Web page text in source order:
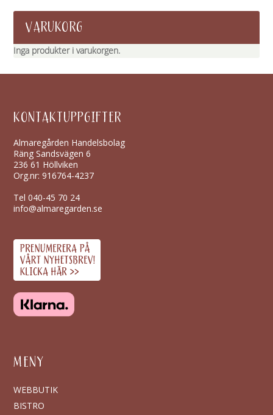
VARUKORG
Inga produkter i varukorgen.
KONTAKTUPPGIFTER
Almaregården Handelsbolag
Räng Sandsvägen 6
236 61 Höllviken
Org.nr: 916764-4237
Tel040-45 70 24
info@almaregarden.se
MENY
WEBBUTIK
BISTRO